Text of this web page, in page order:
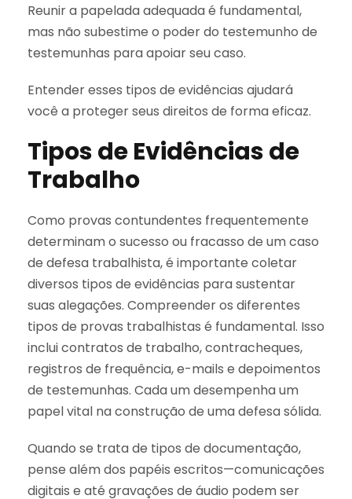
Reunir a papelada adequada é fundamental,
mas não subestime o poder do testemunho de
testemunhas para apoiar seu caso.
Entender esses tipos de evidências ajudará
você a proteger seus direitos de forma eficaz.
Tipos de Evidências de
Trabalho
Como provas contundentes frequentemente
determinam o sucesso ou fracasso de um caso
de defesa trabalhista, é importante coletar
diversos tipos de evidências para sustentar
suas alegações. Compreender os diferentes
tipos de provas trabalhistas é fundamental. Isso
inclui contratos de trabalho, contracheques,
registros de frequência, e-mails e depoimentos
de testemunhas. Cada um desempenha um
papel vital na construção de uma defesa sólida.
Quando se trata de tipos de documentação,
pense além dos papéis escritos—comunicações
digitais e até gravações de áudio podem ser